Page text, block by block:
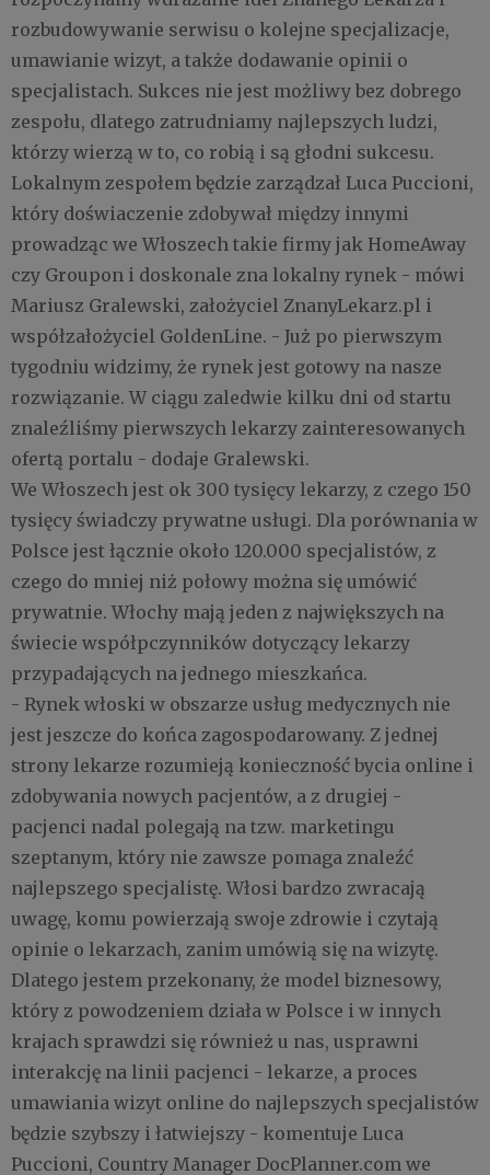
rozbudowywanie serwisu o kolejne specjalizacje,
umawianie wizyt, a także dodawanie opinii o
specjalistach. Sukces nie jest możliwy bez dobrego
zespołu, dlatego zatrudniamy najlepszych ludzi,
którzy wierzą w to, co robią i są głodni sukcesu.
Lokalnym zespołem będzie zarządzał Luca Puccioni,
który doświaczenie zdobywał między innymi
prowadząc we Włoszech takie firmy jak HomeAway
czy Groupon i doskonale zna lokalny rynek - mówi
Mariusz Gralewski, założyciel ZnanyLekarz.pl i
współzałożyciel GoldenLine. - Już po pierwszym
tygodniu widzimy, że rynek jest gotowy na nasze
rozwiązanie. W ciągu zaledwie kilku dni od startu
znaleźliśmy pierwszych lekarzy zainteresowanych
ofertą portalu - dodaje Gralewski.
We Włoszech jest ok 300 tysięcy lekarzy, z czego 150
tysięcy świadczy prywatne usługi. Dla porównania w
Polsce jest łącznie około 120.000 specjalistów, z
czego do mniej niż połowy można się umówić
prywatnie. Włochy mają jeden z największych na
świecie współpczynników dotyczący lekarzy
przypadających na jednego mieszkańca.
- Rynek włoski w obszarze usług medycznych nie
jest jeszcze do końca zagospodarowany. Z jednej
strony lekarze rozumieją konieczność bycia online i
zdobywania nowych pacjentów, a z drugiej -
pacjenci nadal polegają na tzw. marketingu
szeptanym, który nie zawsze pomaga znaleźć
najlepszego specjalistę. Włosi bardzo zwracają
uwagę, komu powierzają swoje zdrowie i czytają
opinie o lekarzach, zanim umówią się na wizytę.
Dlatego jestem przekonany, że model biznesowy,
który z powodzeniem działa w Polsce i w innych
krajach sprawdzi się również u nas, usprawni
interakcję na linii pacjenci - lekarze, a proces
umawiania wizyt online do najlepszych specjalistów
będzie szybszy i łatwiejszy - komentuje Luca
Puccioni, Country Manager DocPlanner.com we